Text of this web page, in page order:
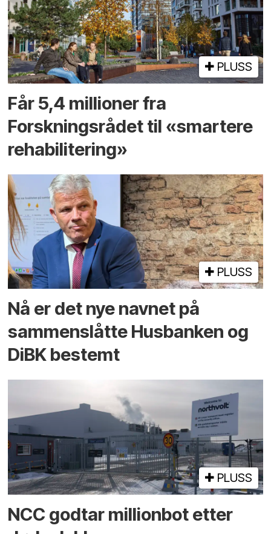
PLUSS
Får 5,4 millioner fra
Forskningsrådet til «smartere
rehabilitering»
PLUSS
Nå er det nye navnet på
sammenslåtte Husbanken og
DiBK bestemt
PLUSS
NCC godtar millionbot etter